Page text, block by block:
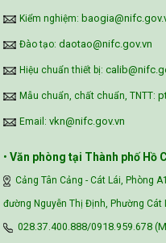
Kiểm nghiệm:
Đào tạo: daotao@nifc.gov.vn
Hiệu chuẩn thiết bị:
Mẫu chuẩn, chất chuẩn, TNTT:
Email: vkn@nifc.gov.vn
• Văn phòng tại Thành phố Hồ
Cảng Tân Cảng - Cát Lái, Phòng
đường Nguyễn Thị Định, Phường Cát
028.37.400.888/0918.959.678